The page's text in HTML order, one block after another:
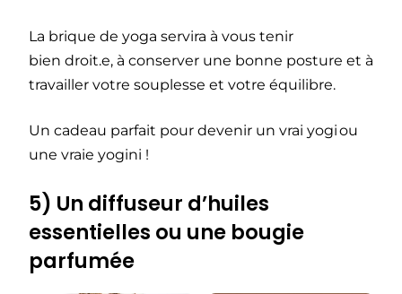
La brique de yoga servira à vous tenir
bien droit.e, à conserver une bonne posture et à
travailler votre souplesse et votre équilibre.
Un cadeau parfait pour devenir un vrai yogi ou
une vraie yogini !
5) Un diffuseur d’huiles
essentielles ou une bougie
parfumée